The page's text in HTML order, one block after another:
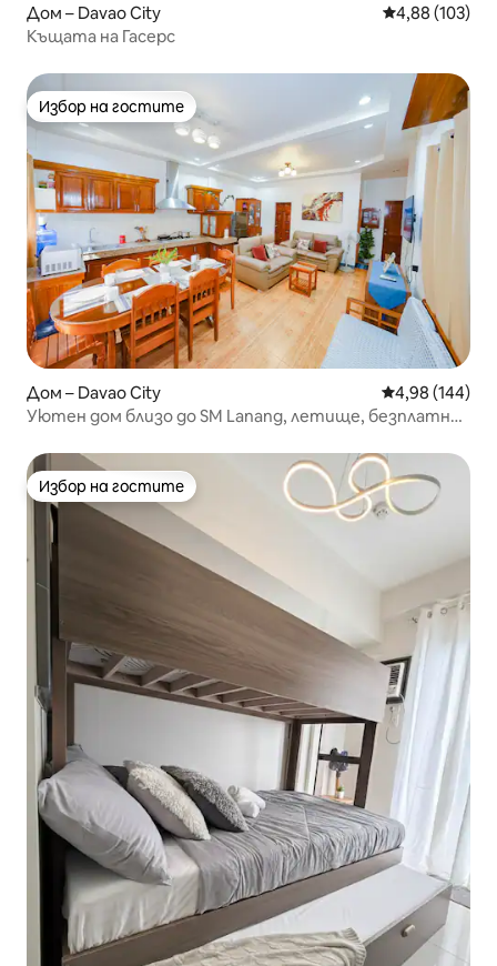
Дом – Davao City Средна
4,88 (103)
Къщата на Гасерс
Избор на гостите
Избор на гостите
Дом – Davao City Средна
4,98 (144)
Уютен дом близо до SM Lanang, летище, безплатно
Избор на гостите
Избор на гостите